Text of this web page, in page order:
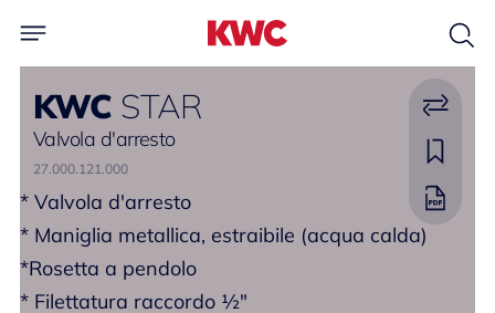
KWC STAR
Valvola d'arresto
27.000.121.000
* Valvola d'arresto
* Maniglia metallica, estraibile (acqua calda)
*Rosetta a pendolo
* Filettatura raccordo ½"